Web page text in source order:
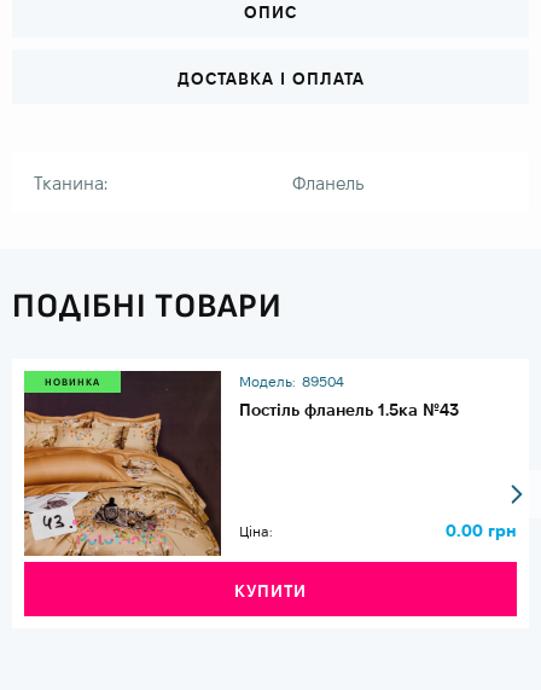
ОПИС
ДОСТАВКА І ОПЛАТА
Тканина: Фланель
ПОДІБНІ ТОВАРИ
НОВИНКА Модель: 89504
Постіль фланель 1.5ка №43
Ціна: 0.00 грн
КУПИТИ